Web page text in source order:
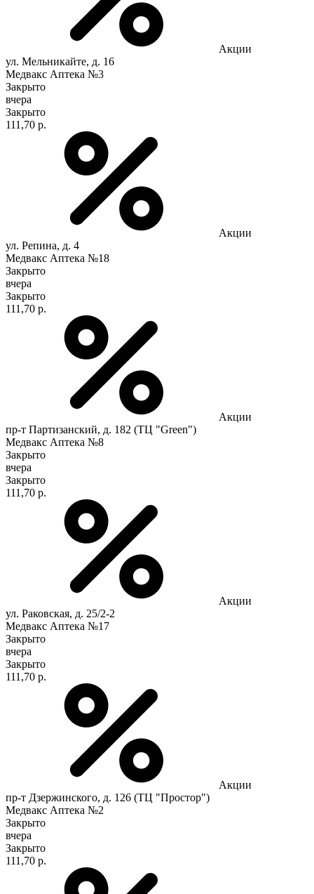
Акции
ул. Мельникайте, д. 16
Медвакс Аптека №3
Закрыто
вчера
Закрыто
111,70 р.
Акции
ул. Репина, д. 4
Медвакс Аптека №18
Закрыто
вчера
Закрыто
111,70 р.
Акции
пр-т Партизанский, д. 182 (ТЦ "Green")
Медвакс Аптека №8
Закрыто
вчера
Закрыто
111,70 р.
Акции
ул. Раковская, д. 25/2-2
Медвакс Аптека №17
Закрыто
вчера
Закрыто
111,70 р.
Акции
пр-т Дзержинского, д. 126 (ТЦ "Простор")
Медвакс Аптека №2
Закрыто
вчера
Закрыто
111,70 р.